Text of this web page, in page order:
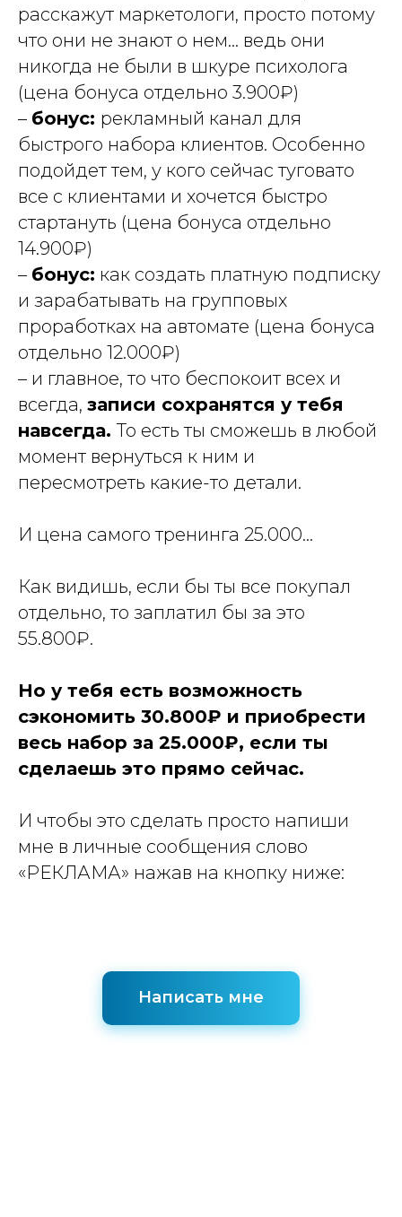
расскажут маркетологи, просто потому
что они не знают о нем... ведь они
никогда не были в шкуре психолога
(цена бонуса отдельно 3.900₽)
– бонус: рекламный канал для
быстрого набора клиентов. Особенно
подойдет тем, у кого сейчас туговато
все с клиентами и хочется быстро
стартануть (цена бонуса отдельно
14.900₽)
– бонус: как создать платную подписку
и зарабатывать на групповых
проработках на автомате (цена бонуса
отдельно 12.000₽)
– и главное, то что беспокоит всех и
всегда, записи сохранятся у тебя
навсегда.То есть ты сможешь в любой
момент вернуться к ним и
пересмотреть какие-то детали.
И цена самого тренинга 25.000...
Как видишь, если бы ты все покупал
отдельно, то заплатил бы за это
55.800₽.
Но у тебя есть возможность
сэкономить 30.800₽ и приобрести
весь набор за 25.000₽, если ты
сделаешь это прямо сейчас.
И чтобы это сделать просто напиши
мне в личные сообщения слово
«РЕКЛАМА» нажав на кнопку ниже:
Написать мне